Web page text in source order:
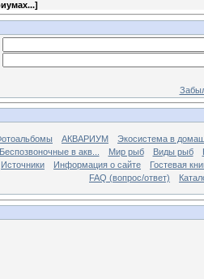
]
АКВАРИУМ
Экосистема в
Беспозвоночные в акв... Мир рыб Виды рыб
Источники Информация о сайте
Гостевая
FAQ (вопрос/ответ)